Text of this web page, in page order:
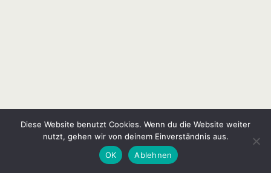
Diese Website benutzt Cookies. Wenn du die Website weiter
nutzt, gehen wir von deinem Einverständnis aus.
OK
Ablehnen